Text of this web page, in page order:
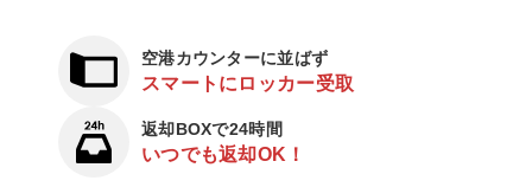
空港カウンターに並ばず
スマートにロッカー受取
返却BOXで24時間
いつでも返却OK！